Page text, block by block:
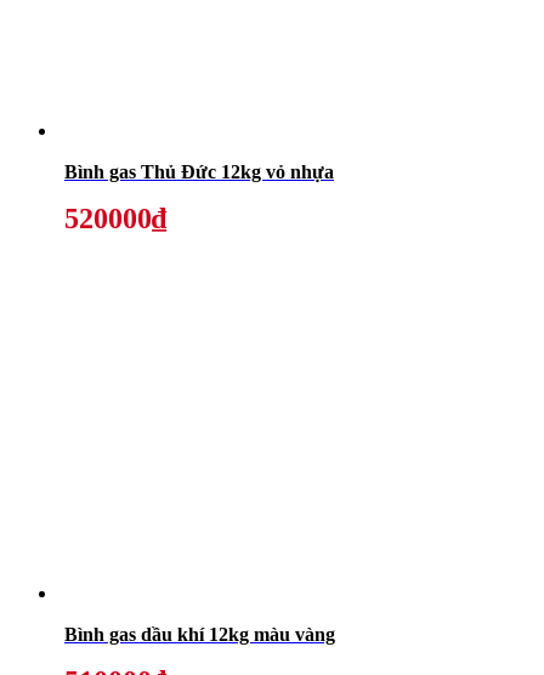
Bình gas Thủ Đức 12kg vỏ nhựa
520000₫
Bình gas dầu khí 12kg màu vàng